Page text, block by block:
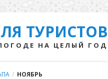
ТУРИСТОВ
НА ЦЕЛЫЙ ГОД
/ НОЯБРЬ